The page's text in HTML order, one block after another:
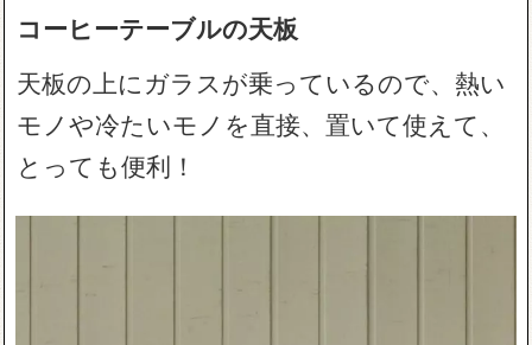
コーヒーテーブルの天板
天板の上にガラスが乗っているので、熱い
モノや冷たいモノを直接、置いて使えて、
とっても便利！